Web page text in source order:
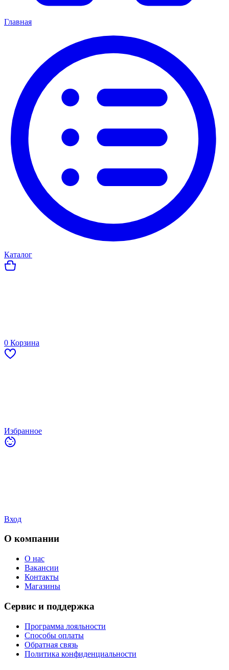
Главная
Каталог
0 Корзина
Избранное
Вход
О компании
О нас
Вакансии
Контакты
Магазины
Сервис и поддержка
Программа лояльности
Способы оплаты
Обратная связь
Политика конфиденциальности